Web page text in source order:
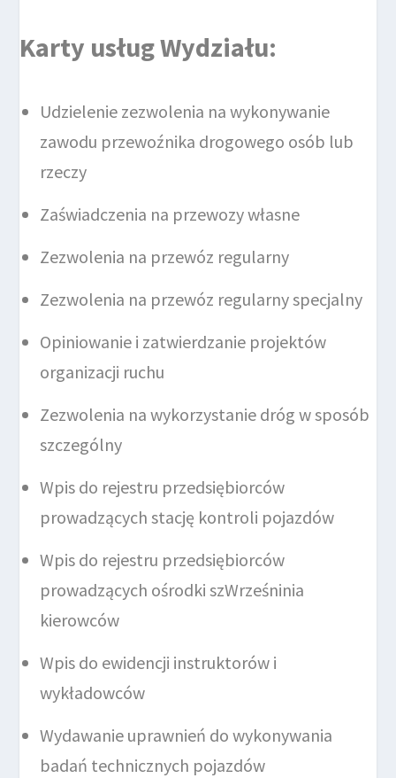
Karty usług Wydziału:
Udzielenie zezwolenia na wykonywanie
zawodu przewoźnika drogowego osób lub
rzeczy
Zaświadczenia na przewozy własne
Zezwolenia na przewóz regularny
Zezwolenia na przewóz regularny specjalny
Opiniowanie i zatwierdzanie projektów
organizacji ruchu
Zezwolenia na wykorzystanie dróg w sposób
szczególny
Wpis do rejestru przedsiębiorców
prowadzących stację kontroli pojazdów
Wpis do rejestru przedsiębiorców
prowadzących ośrodki szWrześninia
kierowców
Wpis do ewidencji instruktorów i
wykładowców
Wydawanie uprawnień do wykonywania
badań technicznych pojazdów